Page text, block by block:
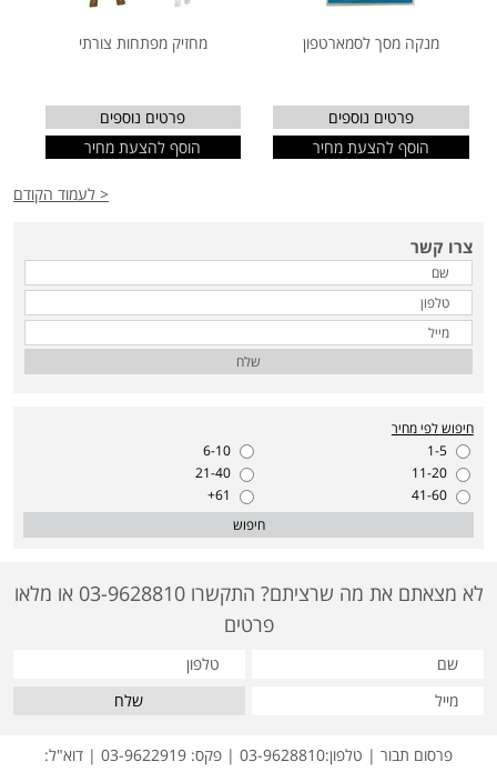
מנקה מסך לסמארטפון
פרטים נוספים
הוסף להצעת מחיר
מחזיק מפתחות צורתי
פרטים נוספים
הוסף להצעת מחיר
< לעמוד הקודם
צרו קשר
שלח
חיפוש לפי מחיר
1-5
6-10
11-20
21-40
41-60
61+
חיפוש
לא מצאתם את מה שרציתם? התקשרו 03-9628810 או מלאו
פרטים
שלח
פרסום תבור | טלפון:03-9628810 | פקס: 03-9622919 | דוא"ל: